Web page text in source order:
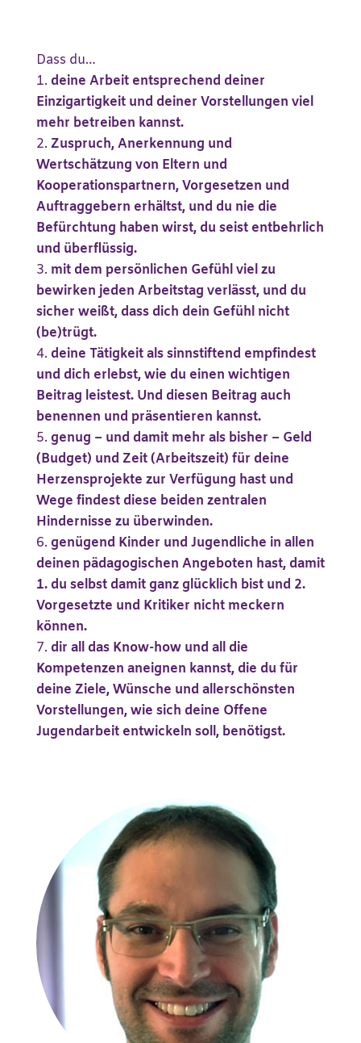
Dass du…
deine Arbeit entsprechend deiner
Einzigartigkeit und deiner Vorstellungen viel
mehr betreiben kannst.
Zuspruch, Anerkennung und
Wertschätzung von Eltern und
Kooperationspartnern, Vorgesetzen und
Auftraggebern erhältst, und du nie die
Befürchtung haben wirst, du seist entbehrlich
und überflüssig.
mit dem persönlichen Gefühl viel zu
bewirken jeden Arbeitstag verlässt, und du
sicher weißt, dass dich dein Gefühl nicht
(be)trügt.
deine Tätigkeit als sinnstiftend empfindest
und dich erlebst, wie du einen wichtigen
Beitrag leistest. Und diesen Beitrag auch
benennen und präsentieren kannst.
genug – und damit mehr als bisher – Geld
(Budget) und Zeit (Arbeitszeit) für deine
Herzensprojekte zur Verfügung hast und
Wege findest diese beiden zentralen
Hindernisse zu überwinden.
genügend Kinder und Jugendliche in allen
deinen pädagogischen Angeboten hast, damit
1. du selbst damit ganz glücklich bist und 2.
Vorgesetzte und Kritiker nicht meckern
können.
dir all das Know-how und all die
Kompetenzen aneignen kannst, die du für
deine Ziele, Wünsche und allerschönsten
Vorstellungen, wie sich deine Offene
Jugendarbeit entwickeln soll, benötigst.